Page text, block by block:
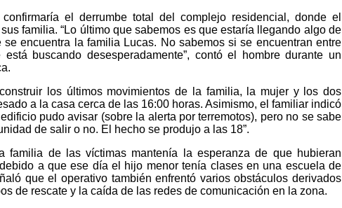
el derrumbe total del complejo residencial, donde el
familia. “Lo último que sabemos es que estaría llegando algo de
encuentra la familia Lucas. No sabemos si se encuentran entre
está buscando desesperadamente”, contó el hombre durante un
los últimos movimientos de la familia, la mujer y los dos
a la casa cerca de las 16:00 horas. Asimismo, el familiar indicó
pudo avisar (sobre la alerta por terremotos), pero no se sabe
de salir o no. El hecho se produjo a las 18”.
familia de las víctimas mantenía la esperanza de que hubieran
a que ese día el hijo menor tenía clases en una escuela de
que el operativo también enfrentó varios obstáculos derivados
de rescate y la caída de las redes de comunicación en la zona.